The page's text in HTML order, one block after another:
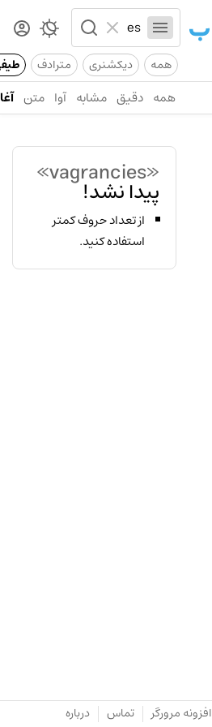
همه دیکشنری مترادف
همه دقیق مشابه آوا متن
«vagrancies»
پیدا نشد!
از تعداد حروف کمتر
استفاده کنید.
افزونه مرورگر تماس درباره